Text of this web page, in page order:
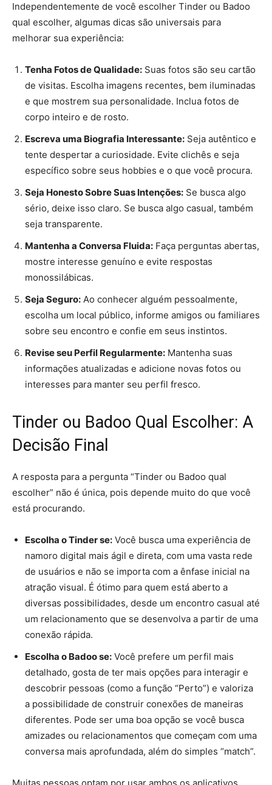
Independentemente de você escolher Tinder ou Badoo
qual escolher, algumas dicas são universais para
melhorar sua experiência:
Tenha Fotos de Qualidade: Suas fotos são seu cartão
de visitas. Escolha imagens recentes, bem iluminadas
e que mostrem sua personalidade. Inclua fotos de
corpo inteiro e de rosto.
Escreva uma Biografia Interessante: Seja autêntico e
tente despertar a curiosidade. Evite clichês e seja
específico sobre seus hobbies e o que você procura.
Seja Honesto Sobre Suas Intenções: Se busca algo
sério, deixe isso claro. Se busca algo casual, também
seja transparente.
Mantenha a Conversa Fluida: Faça perguntas abertas,
mostre interesse genuíno e evite respostas
monossilábicas.
Seja Seguro: Ao conhecer alguém pessoalmente,
escolha um local público, informe amigos ou familiares
sobre seu encontro e confie em seus instintos.
Revise seu Perfil Regularmente: Mantenha suas
informações atualizadas e adicione novas fotos ou
interesses para manter seu perfil fresco.
Tinder ou Badoo Qual Escolher: A
Decisão Final
A resposta para a pergunta “Tinder ou Badoo qual
escolher” não é única, pois depende muito do que você
está procurando.
Escolha o Tinder se: Você busca uma experiência de
namoro digital mais ágil e direta, com uma vasta rede
de usuários e não se importa com a ênfase inicial na
atração visual. É ótimo para quem está aberto a
diversas possibilidades, desde um encontro casual até
um relacionamento que se desenvolva a partir de uma
conexão rápida.
Escolha o Badoo se: Você prefere um perfil mais
detalhado, gosta de ter mais opções para interagir e
descobrir pessoas (como a função “Perto”) e valoriza
a possibilidade de construir conexões de maneiras
diferentes. Pode ser uma boa opção se você busca
amizades ou relacionamentos que começam com uma
conversa mais aprofundada, além do simples “match”.